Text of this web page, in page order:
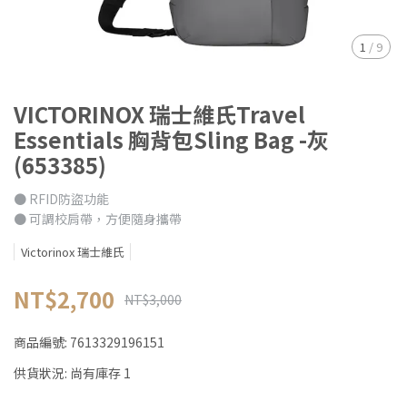
1 / 9
VICTORINOX 瑞士維氏Travel
Essentials 胸背包Sling Bag -灰
(653385)
● RFID防盜功能
● 可調校肩帶，方便隨身攜帶
Victorinox 瑞士維氏
NT$2,700 NT$3,000
商品編號: 7613329196151
供貨狀況: 尚有庫存 1